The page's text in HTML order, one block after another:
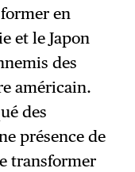
en
et le Japon
des
américain.
des
présence de
transformer